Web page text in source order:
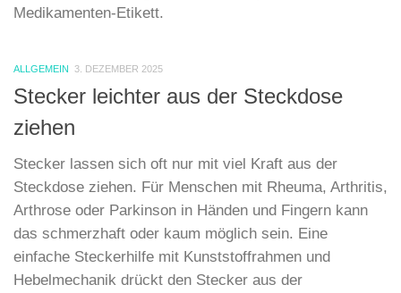
Medikamenten-Etikett.
ALLGEMEIN 3. DEZEMBER 2025
Stecker leichter aus der Steckdose
ziehen
Stecker lassen sich oft nur mit viel Kraft aus der
Steckdose ziehen. Für Menschen mit Rheuma, Arthritis,
Arthrose oder Parkinson in Händen und Fingern kann
das schmerzhaft oder kaum möglich sein. Eine
einfache Steckerhilfe mit Kunststoffrahmen und
Hebelmechanik drückt den Stecker aus der